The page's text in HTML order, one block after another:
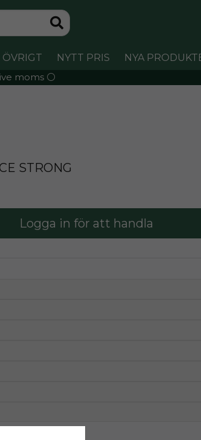
ÖVRIGT NYTT PRIS
NYA
moms ⚪️
STRONG
Logga in för att handla